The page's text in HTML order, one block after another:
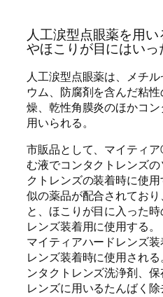
人工涙型点眼薬を用
やほこりが目にはいっ
人工涙型点眼薬は、メチ
ウム、防腐剤を含んだ粘
燥、乾性角膜炎のほかコ
用いられる。
市販品として、マイティ
む液でコンタクトレンズ
クトレンズの装着時に使
似の薬品が配合されてお
と、ほこりが目に入った
レンズ装着用に使用する。
マイティアハードレンズ
レンズ装着時に使用され
ンタクトレンズ洗浄剤、
レンズに用いるたんばく除